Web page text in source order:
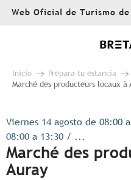
AllerWeb Oficial de Turismo
Inicio Prepara tu estancia
Marché des producteurs locaux à
Viernes 14 agosto de 08:00
08:00 a 13:30 / ...
Marché des
Auray